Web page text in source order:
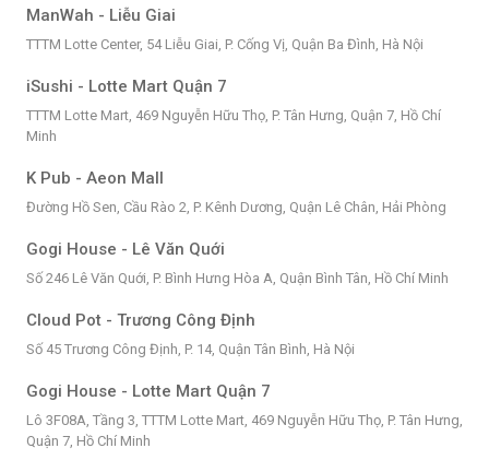
ManWah - Liễu Giai
TTTM Lotte Center, 54 Liễu Giai, P. Cống Vị, Quận Ba Đình, Hà Nội
iSushi - Lotte Mart Quận 7
TTTM Lotte Mart, 469 Nguyễn Hữu Thọ, P. Tân Hưng, Quận 7, Hồ Chí
Minh
K Pub - Aeon Mall
Đường Hồ Sen, Cầu Rào 2, P. Kênh Dương, Quận Lê Chân, Hải Phòng
Gogi House - Lê Văn Quới
Số 246 Lê Văn Quới, P. Bình Hưng Hòa A, Quận Bình Tân, Hồ Chí Minh
Cloud Pot - Trương Công Định
Số 45 Trương Công Định, P. 14, Quận Tân Bình, Hà Nội
Gogi House - Lotte Mart Quận 7
Lô 3F08A, Tầng 3, TTTM Lotte Mart, 469 Nguyễn Hữu Thọ, P. Tân Hưng,
Quận 7, Hồ Chí Minh